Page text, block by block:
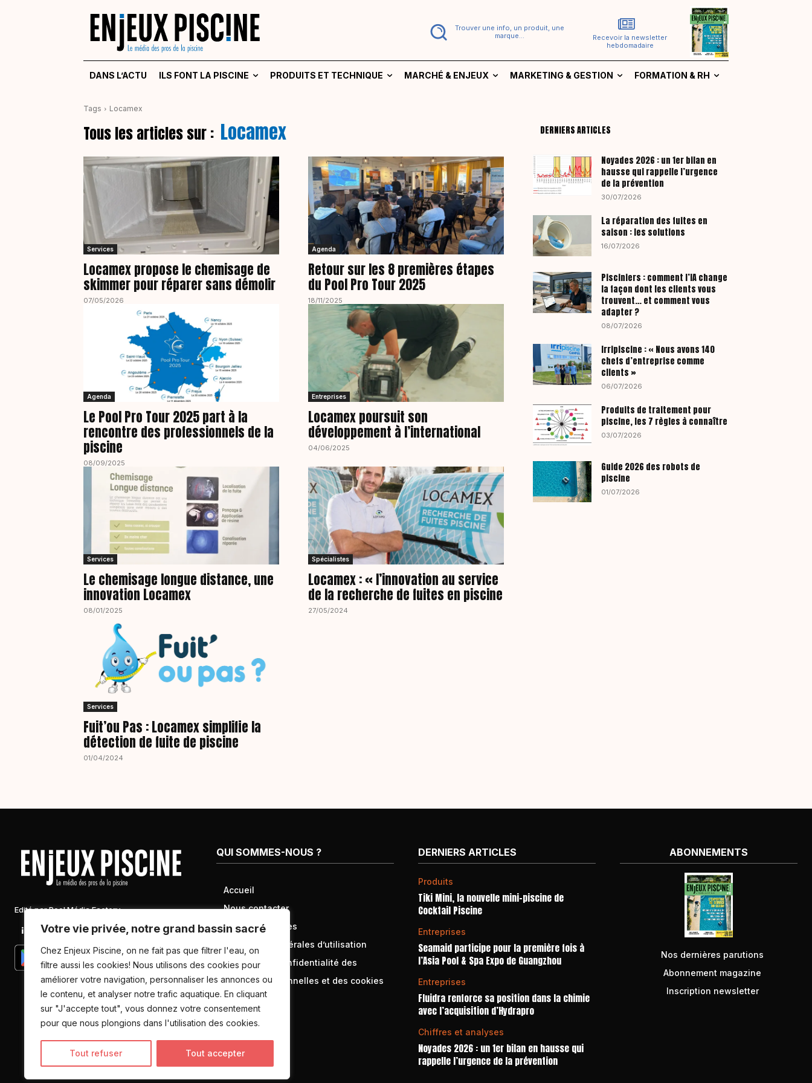
Votre vie privée, notre grand bassin sacré
Chez Enjeux Piscine, on ne fait pas que filtrer l'eau, on
filtre aussi les cookies! Nous utilisons des cookies pour
améliorer votre navigation, personnaliser les annonces ou
le contenu, et analyser notre trafic aquatique. En cliquant
sur "J'accepte tout", vous donnez votre consentement
pour que nous plongions dans l'utilisation des cookies.
Tout refuser Tout accepter
Trouver une info, un produit, une
marque...
Recevoir la newsletter
hebdomadaire
DANS L’ACTU ILS FONT LA PISCINE PRODUITS ET TECHNIQUE MARCHÉ & ENJEUX MARKETING & GESTION FORMATION & RH
Tags Locamex
Tous les articles sur : Locamex
Services
Locamex propose le chemisage de
skimmer pour réparer sans démolir
07/05/2026
Agenda
Retour sur les 8 premières étapes
du Pool Pro Tour 2025
18/11/2025
Agenda
Le Pool Pro Tour 2025 part à la
rencontre des professionnels de la
piscine
08/09/2025
Entreprises
Locamex poursuit son
développement à l’international
04/06/2025
Services
Le chemisage longue distance, une
innovation Locamex
08/01/2025
Spécialistes
Locamex : « l’innovation au service
de la recherche de fuites en piscine
27/05/2024
Services
Fuit’ou Pas : Locamex simplifie la
détection de fuite de piscine
01/04/2024
DERNIERS ARTICLES
Noyades 2026 : un 1er bilan en
hausse qui rappelle l’urgence
de la prévention
30/07/2026
La réparation des fuites en
saison : les solutions
16/07/2026
Pisciniers : comment l’IA change
la façon dont les clients vous
trouvent… et comment vous
adapter ?
08/07/2026
Irripiscine : « Nous avons 140
chefs d’entreprise comme
clients »
06/07/2026
Produits de traitement pour
piscine, les 7 règles à connaître
03/07/2026
Guide 2026 des robots de
piscine
01/07/2026
Edité par Pool Média Factory
Linkedin Newsletter
QUI SOMMES-NOUS ?
Accueil
Nous contacter
Mentions légales
Conditions générales d’utilisation
Politique de confidentialité des
données personnelles et des cookies
DERNIERS ARTICLES
Produits
Tiki Mini, la nouvelle mini-piscine de
Cocktail Piscine
Entreprises
Seamaid participe pour la première fois à
l’Asia Pool & Spa Expo de Guangzhou
Entreprises
Fluidra renforce sa position dans la chimie
avec l’acquisition d’Hydrapro
Chiffres et analyses
Noyades 2026 : un 1er bilan en hausse qui
rappelle l’urgence de la prévention
ABONNEMENTS
Nos dernières parutions
Abonnement magazine
Inscription newsletter